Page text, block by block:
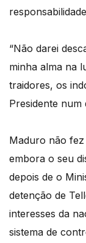
“Não darei
minha alma na
traidores, os
Presidente num
Maduro não
embora o seu
depois de o
detenção de
interesses da
sistema de